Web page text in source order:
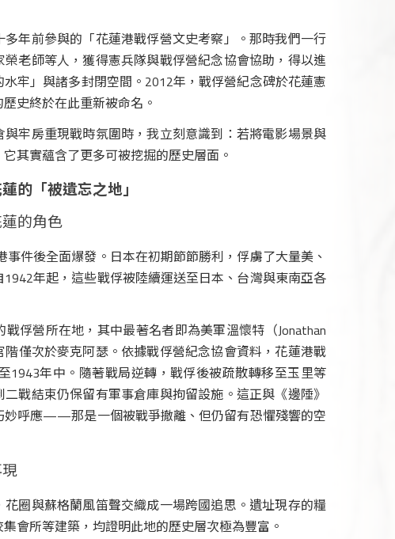
年前參與的「花蓮港戰俘營文史考察」。那時我們一行
老師等人，獲得憲兵隊與戰俘營紀念協會協助，得以進
牢」與諸多封閉空間。2012年，戰俘營紀念碑於花蓮憲
史終於在此重新被命名。
牢房重現戰時氛圍時，我立刻意識到：若將電影場景與
其實蘊含了更多可被挖掘的歷史層面。
的「被遺忘之地」
的角色
件後全面爆發。日本在初期節節勝利，俘虜了大量美、
年起，這些戰俘被陸續運送至日本、台灣與東南亞各
俘營所在地，其中最著名者即為美軍溫懷特（Jonathan
僅次於麥克阿瑟。依據戰俘營紀念協會資料，花蓮港戰
1943年中。隨著戰局逆轉，戰俘後被疏散轉移至玉里等
戰結束仍保留有軍事倉庫與拘留設施。這正與《邊陲》
妙呼應——那是一個被戰爭撤離、但仍留有恐懼殘響的空
圈與蘇格蘭風笛聲交織成一場跨國追思。遺址現存的糧
會所等建築，均證明此地的歷史層次極為豐富。